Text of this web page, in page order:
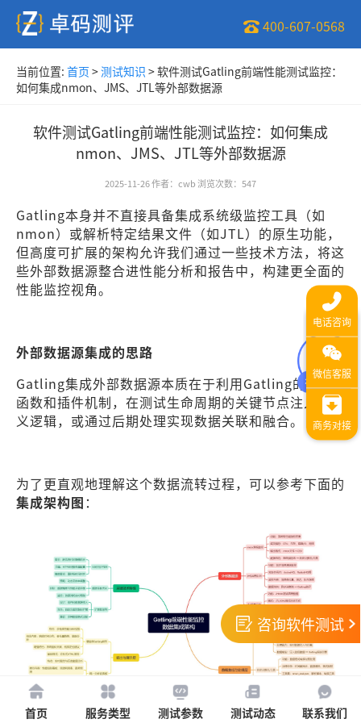
400-607-0568
当前位置: 首页 >测试知识 >软件测试Gatling前端性能测试监控：
如何集成nmon、JMS、JTL等外部数据源
软件测试Gatling前端性能测试监控：如何集成
nmon、JMS、JTL等外部数据源
2025-11-26作者： cwb 浏览次数： 547
Gatling本身并不直接具备集成系统级监控工具（如
nmon）或解析特定结果文件（如JTL）的原生功能，
但高度可扩展的架构允许我们通过一些技术方法，将这
些外部数据源整合进性能分析和报告中，构建更全面的
性能监控视角。
外部数据源集成的思路
Gatling集成外部数据源本质在于利用Gatling的钩子
函数和插件机制，在测试生命周期的关键节点注入自定
义逻辑，或通过后期处理实现数据关联和融合。
为了更直观地理解这个数据流转过程，可以参考下面的
集成架构图 ：
咨询软件测试
首页 服务类型 测试参数 测试动态 联系我们